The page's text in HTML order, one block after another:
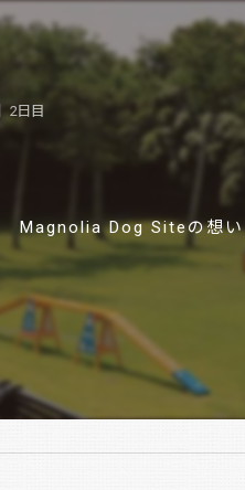
2日目
Magnolia Dog Siteの想い